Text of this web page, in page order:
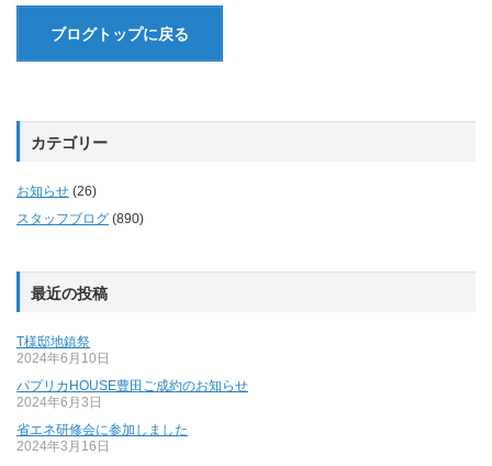
ブログトップに戻る
カテゴリー
お知らせ (26)
スタッフブログ (890)
最近の投稿
T様邸地鎮祭
2024年6月10日
パプリカHOUSE豊田ご成約のお知らせ
2024年6月3日
省エネ研修会に参加しました
2024年3月16日